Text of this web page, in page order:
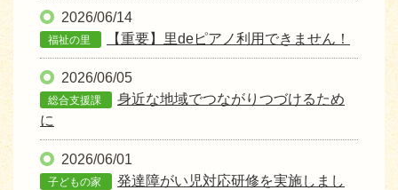
2026/06/14
福祉の里 【重要】里deピアノ利用できません！
2026/06/05
総合支援課
身近な地域でつながりつづけるため
に
2026/06/01
子どもの家
発達障がい児対応研修を実施しまし